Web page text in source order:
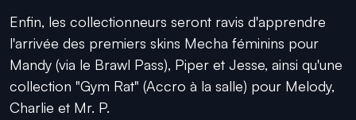
Enfin, les collectionneurs seront ravis d'apprendre
l'arrivée des premiers skins Mecha féminins pour
Mandy (via le Brawl Pass), Piper et Jesse, ainsi qu'une
collection "Gym Rat" (Accro à la salle) pour Melody,
Charlie et Mr. P.